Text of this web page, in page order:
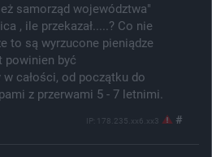
samorząd województwa"
, ile przekazał.....? Co nie
to są wyrzucone pieniądze
powinien być
w całości, od początku do
z przerwami 5 - 7 letnimi.
IP: 178.235.xx6.xx3 #